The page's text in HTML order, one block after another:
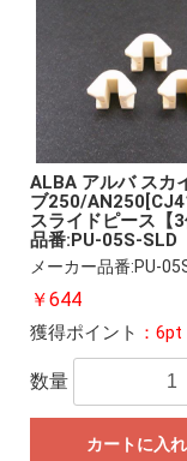
ALBA アルバ スカ
ブ250/
スライドピース【3
品番:PU-05S-SLD
メーカー品番:PU-
￥644
獲得ポイント ：6pt
数量
カートに入